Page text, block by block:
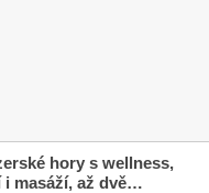
hory s wellness,
i masáží, až dvě…